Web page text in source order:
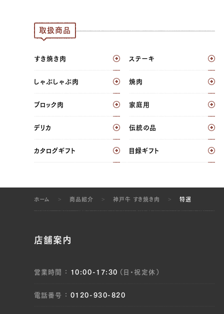
31,104 円 25920.0
取扱商品
すき焼き肉 ステーキ
しゃぶしゃぶ肉 焼肉
ブロック肉 家庭用
デリカ 伝統の品
カタログギフト 目録ギフト
ホーム 商品紹介 神戸牛 すき焼き肉 特選
店舗案内
営業時間 10:00-17:30（日・祝定休）
電話番号 0120-930-820